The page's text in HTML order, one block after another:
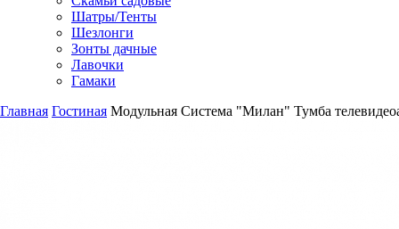
Шатры/Тенты
Шезлонги
Зонты дачные
Лавочки
Гамаки
Главная Гостиная Модульная Система "Милан" Тумба